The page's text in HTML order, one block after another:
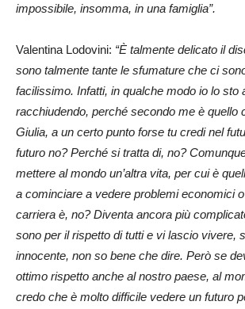
impossibile, insomma, in una famiglia”.
Valentina Lodovini: “È talmente delicato il
sono talmente tante le sfumature che ci
facilissimo. Infatti, in qualche modo io lo sto
racchiudendo, perché secondo me è quello
Giulia, a un certo punto forse tu credi nel
futuro no? Perché si tratta di, no?
mettere al mondo un’altra vita, per cui è
a cominciare a vedere problemi economici
carriera è, no? Diventa ancora più
sono per il rispetto di tutti e vi lascio vivere,
innocente, non so bene che dire. Però se
ottimo rispetto anche al nostro paese, al
credo che è molto difficile vedere un futuro